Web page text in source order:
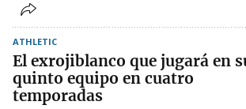
ATHLETIC
El exrojiblanco que jugará en
quinto equipo en cuatro
temporadas